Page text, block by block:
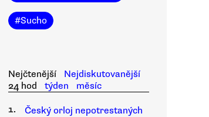
#Sucho
Nejčtenější
Nejdiskutovanější
24 hod
týden
měsíc
1.
Český orloj nepotrestaných